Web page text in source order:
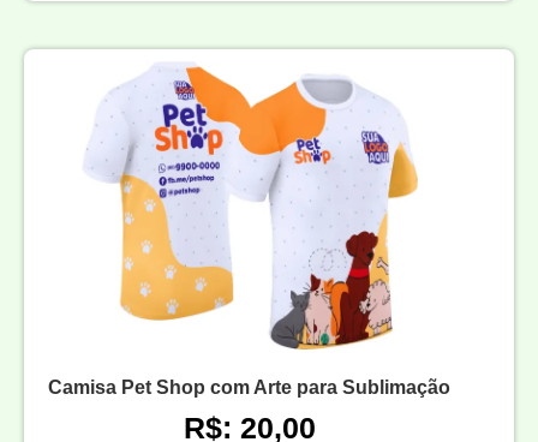
Camisa Pet Shop com Arte para Sublimação
R$: 20,00